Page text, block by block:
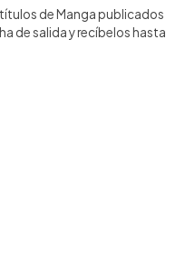
de Manga publicados
de salida y recíbelos hasta